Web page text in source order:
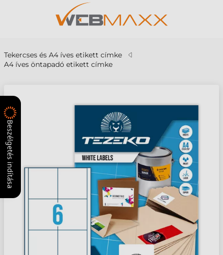
Tekercses és A4 íves etikett címke
A4 íves öntapadó etikett címke
Beszélgetés indítása